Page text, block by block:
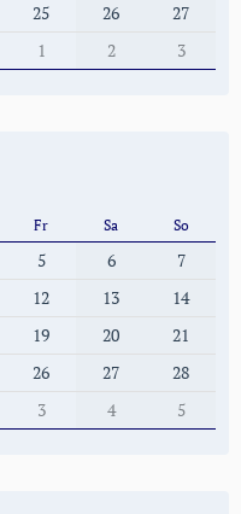
25 26
27
1 2 3
Fr Sa So
5 6
7
12 13
14
19 20
21
26 27
28
3 4 5